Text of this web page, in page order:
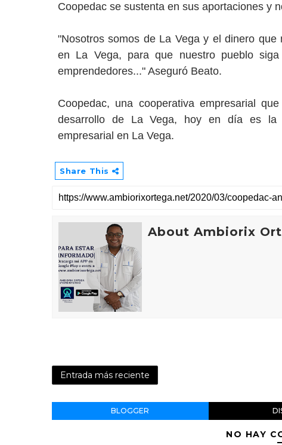
Coopedac se sustenta en sus aportaciones y
"Nosotros somos de La Vega y el dinero
en La Vega, para que nuestro pueblo
emprendedores..." Aseguró Beato.
Coopedac, una cooperativa empresarial
desarrollo de La Vega, hoy en día es la
empresarial en La Vega.
Share This
About Ambiorix
Entrada más reciente
BLOGGER
NO HAY